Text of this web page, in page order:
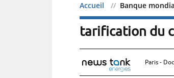
Accueil Banque
Banque
tarification du
Paris -